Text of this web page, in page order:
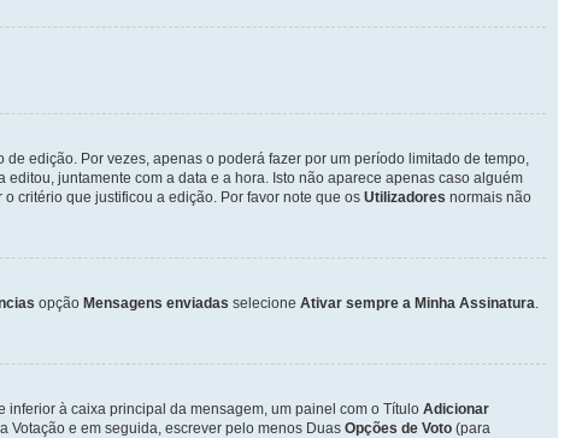
edição. Por vezes, apenas o poderá fazer por um período limitado de tempo,
juntamente com a data e a hora. Isto não aparece apenas caso alguém
critério que justificou a edição. Por favor note que os Utilizadores normais não
opção Mensagens enviadas selecione Ativar sempre a Minha Assinatura.
à caixa principal da mensagem, um painel com o Título Adicionar
Votação e em seguida, escrever pelo menos Duas Opções de Voto (para